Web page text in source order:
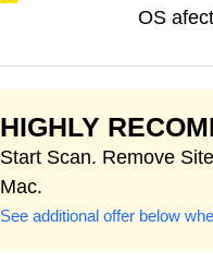
OS
HIGHLY
Start Scan. Remove
Mac.
See additional offer below